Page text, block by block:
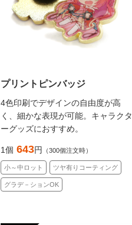
プリントピンバッジ
4色印刷でデザインの自由度が高
く、細かな表現が可能。キャラクタ
ーグッズにおすすめ。
1個 643円 （300個注文時）
小～中ロット ツヤ有りコーティング
グラデ－ションOK